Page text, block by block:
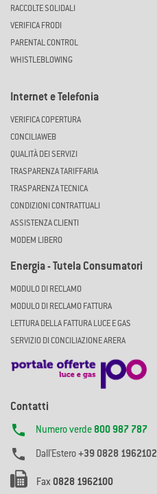
RACCOLTE SOLIDALI
VERIFICA FRODI
PARENTAL CONTROL
WHISTLEBLOWING
Internet e Telefonia
VERIFICA COPERTURA
CONCILIAWEB
QUALITÀ DEI SERVIZI
TRASPARENZA TARIFFARIA
TRASPARENZA TECNICA
CONDIZIONI CONTRATTUALI
ASSISTENZA CLIENTI
MODEM LIBERO
Energia - Tutela Consumatori
MODULO DI RECLAMO
MODULO DI RECLAMO FATTURA
LETTURA DELLA FATTURA LUCE E GAS
SERVIZIO DI CONCILIAZIONE ARERA
Contatti
 Numero verde 800 987 787
 Dall'Estero +39 0828 1962102
Fax 0828 1962100